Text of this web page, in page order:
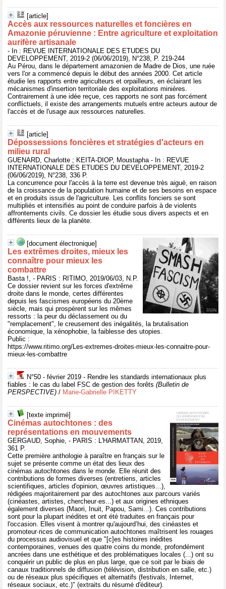
[article]
Accès aux ressources naturelles et foncières en
Amazonie péruvienne : Entre agriculture et exploitation
aurifère artisanale
- In : REVUE INTERNATIONALE DES ETUDES DU
DEVELOPPEMENT, 2019-2 (06/06/2019), N°238, P. 219-244
Au Pérou, dans le département amazonien de Madre de Dios, une ruée
vers l'or a commencé depuis le début des années 2000. Cet article
étudie les rapports entre agriculteurs et orpailleurs, en éclairant les
mécanismes d'insertion territoriale des exploitations minières.
Contrairement à une idée reçue, ces rapports ne sont pas forcément
conflictuels, il existe des arrangements mutuels entre acteurs autour de
l'accès et de l'usage aux ressources naturelles.
[article]
Dépossessions foncières et stratégies d'acteurs en
milieu rural
GUENARD, Charlotte ; KEITA-DIOP, Moustapha - In : REVUE
INTERNATIONALE DES ETUDES DU DEVELOPPEMENT, 2019-2
(06/06/2019), N°238, 336 P.
La concurrence pour l'accès à la terre est devenue très aiguë, en raison
de la croissance de la population humaine et de ses besoins en espace
et en produits issus de l'agriculture. Les conflits fonciers se sont
multipliés et intensifiés au point de conduire parfois à de violents
affrontements civils. Ce dossier les étudie sous divers aspects et en
différents lieux de la planète.
[document électronique]
Les extrêmes droites, mieux les
connaître pour mieux les
combattre
Basta !, - PARIS : RITIMO, 2019/06/03, N.P.
Ce dossier revient sur les forces d'extrême
droite dans le monde, certes différentes
depuis les fascismes européens du 20ème
siècle, mais qui prospèrent sur les mêmes
ressorts : la peur du déclassement ou du
"remplacement", le creusement des inégalités, la brutalisation
économique, la xénophobie, la faiblesse des utopies.
Public :
https://www.ritimo.org/Les-extremes-droites-mieux-les-connaitre-pour-
mieux-les-combattre
N°50 - février 2019 - Rendre les standards internationaux plus
fiables : le cas du label FSC de gestion des forêts (Bulletin de
PERSPECTIVE) / Marie-Gabrielle PIKETTY
[texte imprimé]
Cinémas autochtones : des
représentations en mouvements
GERGAUD, Sophie, - PARIS : L'HARMATTAN, 2019,
361 P.
Cette première anthologie à paraître en français sur le
sujet se présente comme un état des lieux des
cinémas autochtones dans le monde. Elle réunit des
contributions de formes diverses (entretiens, articles
scientifiques, articles d'opinion, œuvres artistiques...),
rédigées majoritairement par des autochtones aux parcours variés
(cinéastes, artistes, chercheur·es...) et aux origines ethniques
également diverses (Maori, Inuit, Papou, Sami...). Ces contributions
sont pour la plupart inédites et ont été traduites en français pour
l'occasion. Elles visent à montrer qu'aujourd’hui, des cinéastes et
promoteur·rices de communication autochtones maîtrisent les rouages
du processus audiovisuel et que "[c]es histoires inédites
contemporaines, venues des quatre coins du monde, profondément
ancrées dans une esthétique et des problématiques locales (...) ont su
conquérir un public de plus en plus large, que ce soit par le biais de
canaux traditionnels de diffusion (télévision, distribution en salle, etc.)
ou de réseaux plus spécifiques et alternatifs (festivals, Internet,
réseaux sociaux, etc.)" (extraits du résumé d'éditeur).